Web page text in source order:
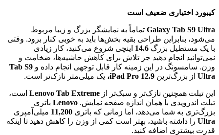
کیبورد اختیاری ضعیف است
Galaxy Tab S9 Ultra تماماً به نمایشگر بزرگ و زیبا مربوط
می‌شود، بنابراین طراحی بقیه بخش‌ها باید به خوبی کنار برود. وقتی
با یک مستطیل بزرگ 14.6 اینچی شروع می‌کنید، کار زیادی
نمی‌توانید انجام دهید جز تلاش برای کاهش حاشیه‌ها، ضخامت و
وزن. سامسونگ در این زمینه کار قابل توجهی انجام داده و Tab S9
Ultra از بزرگ‌ترین iPad Pro 12.9، یک میلی‌متر نازک‌تر است.
این تبلت همچنین نازک‌تر و سبک‌تر از Lenovo Tab Extreme است،
تبلت اندرویدی با همان اندازه صفحه نمایش. Lenovo باتری
بزرگ‌تری به شما می‌دهد، اما زمانی که باتری 11,200 میلی‌آمپری
Ultra را داشته باشید، بهتر است کمی از وزن را کاهش دهید تا اینکه
قدرت بیشتری اضافه کنید.